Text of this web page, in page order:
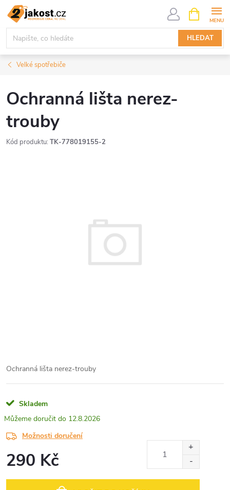
Přejít
obsah
HLEDAT
NÁKUPNÍ
KOŠÍK
Velké spotřebiče
Ochranná lišta nerez-
trouby
Kód produktu: TK-778019155-2
Ochranná lišta nerez-trouby
Skladem
12.8.2026
Možnosti doručení
290 Kč